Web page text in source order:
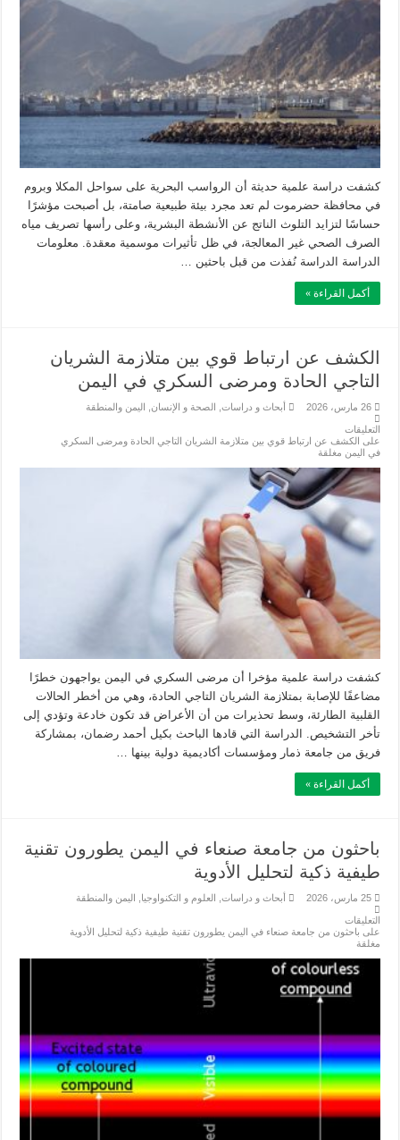
كشفت دراسة علمية حديثة أن الرواسب البحرية على سواحل المكلا وبروم
في محافظة حضرموت لم تعد مجرد بيئة طبيعية صامتة، بل أصبحت مؤشرًا
حساسًا لتزايد التلوث الناتج عن الأنشطة البشرية، وعلى رأسها تصريف مياه
الصرف الصحي غير المعالجة، في ظل تأثيرات موسمية معقدة. معلومات
الدراسة الدراسة نُفذت من قبل باحثين …
أكمل القراءة »
الكشف عن ارتباط قوي بين متلازمة الشريان
التاجي الحادة ومرضى السكري في اليمن
26 مارس، 2026 أبحاث و دراسات الصحة و الإنسان اليمن والمنطقة
التعليقات
على الكشف عن ارتباط قوي بين متلازمة الشريان التاجي الحادة ومرضى السكري
في اليمن مغلقة
كشفت دراسة علمية مؤخرا أن مرضى السكري في اليمن يواجهون خطرًا
مضاعفًا للإصابة بمتلازمة الشريان التاجي الحادة، وهي من أخطر الحالات
القلبية الطارئة، وسط تحذيرات من أن الأعراض قد تكون خادعة وتؤدي إلى
تأخر التشخيص. الدراسة التي قادها الباحث بكيل أحمد رضمان، بمشاركة
فريق من جامعة ذمار ومؤسسات أكاديمية دولية بينها …
أكمل القراءة »
باحثون من جامعة صنعاء في اليمن يطورون تقنية
طيفية ذكية لتحليل الأدوية
25 مارس، 2026 أبحاث و دراسات العلوم و التكنواوجيا اليمن والمنطقة
التعليقات
على باحثون من جامعة صنعاء في اليمن يطورون تقنية طيفية ذكية لتحليل الأدوية
مغلقة